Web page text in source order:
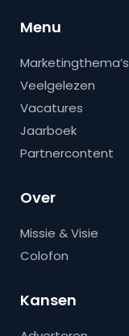
Menu
Marketingthema’s
Veelgelezen
Vacatures
Jaarboek
Partnercontent
Over
Missie & Visie
Colofon
Kansen